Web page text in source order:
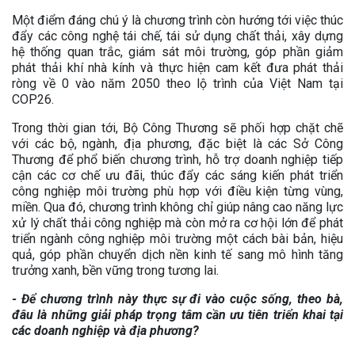
Một điểm đáng chú ý là chương trình còn hướng tới việc thúc
đẩy các công nghệ tái chế, tái sử dụng chất thải, xây dựng
hệ thống quan trắc, giám sát môi trường, góp phần giảm
phát thải khí nhà kính và thực hiện cam kết đưa phát thải
ròng về 0 vào năm 2050 theo lộ trình của Việt Nam tại
COP26.
Trong thời gian tới, Bộ Công Thương sẽ phối hợp chặt chẽ
với các bộ, ngành, địa phương, đặc biệt là các Sở Công
Thương để phổ biến chương trình, hỗ trợ doanh nghiệp tiếp
cận các cơ chế ưu đãi, thúc đẩy các sáng kiến phát triển
công nghiệp môi trường phù hợp với điều kiện từng vùng,
miền. Qua đó, chương trình không chỉ giúp nâng cao năng lực
xử lý chất thải công nghiệp mà còn mở ra cơ hội lớn để phát
triển ngành công nghiệp môi trường một cách bài bản, hiệu
quả, góp phần chuyển dịch nền kinh tế sang mô hình tăng
trưởng xanh, bền vững trong tương lai.
- Để chương trình này thực sự đi vào cuộc sống, theo bà,
đâu là những giải pháp trọng tâm cần ưu tiên triển khai tại
các doanh nghiệp và địa phương?